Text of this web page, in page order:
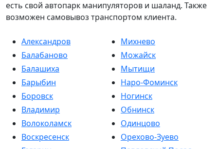
есть свой автопарк манипуляторов и шаланд. Также
возможен самовывоз транспортом клиента.
Александров
Балабаново
Балашиха
Барыбин
Боровск
Владимир
Волоколамск
Воскресенск
Михнево
Можайск
Мытищи
Наро-Фоминск
Ногинск
Обнинск
Одинцово
Орехово-Зуево